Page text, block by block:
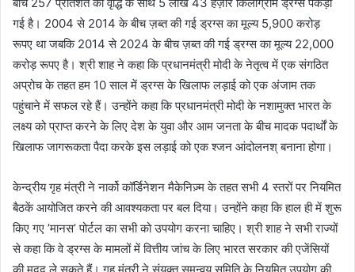
गई है। 2004 से 2014 के बीच ज़ब्त की गई ड्रग्स का मूल्य 5,900 करोड़
रूपए था जबकि 2014 से 2024 के बीच ज़ब्त की गई ड्रग्स का मूल्य 22,000
करोड़ रूपए है। श्री शाह ने कहा कि प्रधानमंत्री मोदी के नेतृत्व में एक संगठित
अप्रोच के तहत हम 10 साल में ड्रग्स के खिलाफ लड़ाई को एक अंजाम तक
पहुंचाने में सफल रहे हैं। उन्होंने कहा कि प्रधानमंत्री मोदी के नशामुक्त भारत के
लक्ष्य को प्राप्त करने के लिए देश के युवा और आम जनता के बीच मादक पदार्थों के
खिलाफ जागरूकता पैदा करके इस लड़ाई को एक श्जन आंदोलनश् बनाना होगा।
केन्द्रीय गृह मंत्री ने नार्को कॉर्डिनेशन मैकेनिज़्म के तहत सभी 4 स्तरों पर नियमित
बैठकें आयोजित करने की आवश्यकता पर बल दिया। उन्होंने कहा कि हाल ही में शुरू
किए गए ’मानस’ पोर्टल का सभी को उपयोग करना चाहिए। श्री शाह ने सभी राज्यों
से कहा कि वे ड्रग्स के मामलों में वित्तीय जांच के लिए भारत सरकार की एजेंसियों